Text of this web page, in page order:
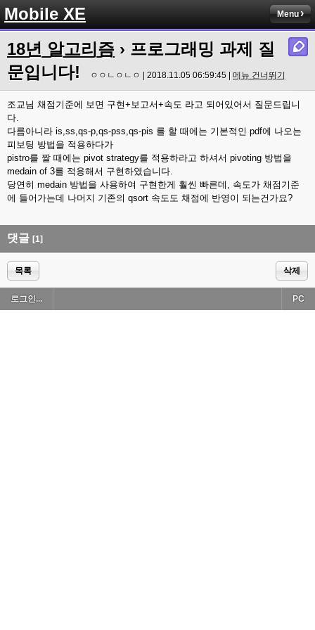
Mobile XE Menu
18년 알고리즘 › 프로그래밍 과제 질
문입니다!
ㅇㅇㄴㅇㄴㅇ | 2018.11.05 06:59:45 | 메뉴 건너뛰기
조교님 채점기준에 보면 구현+보고서+속도 라고 되어있어서 질문드립니
다.
다름아니라 is,ss,qs-p,qs-pss,qs-pis 를 할 때에는 기본적인 pdf에 나오는
피보팅 방법을 적용하다가
pistro를 짤 때에는 pivot strategy를 적용하라고 하셔서 pivoting 방법을
medain of 3를 적용해서 구현하였습니다.
당연히 medain 방법을 사용하여 구현한게 훨씬 빠른데, 속도가 채점기준
에 들어가는데 나머지 기존의 qsort 속도도 채점에 반영이 되는건가요?
댓글 [1]
목록 삭제
로그인... PC